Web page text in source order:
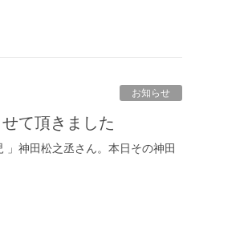
お知らせ
せて頂きました
神田松之丞さん。本日その神田